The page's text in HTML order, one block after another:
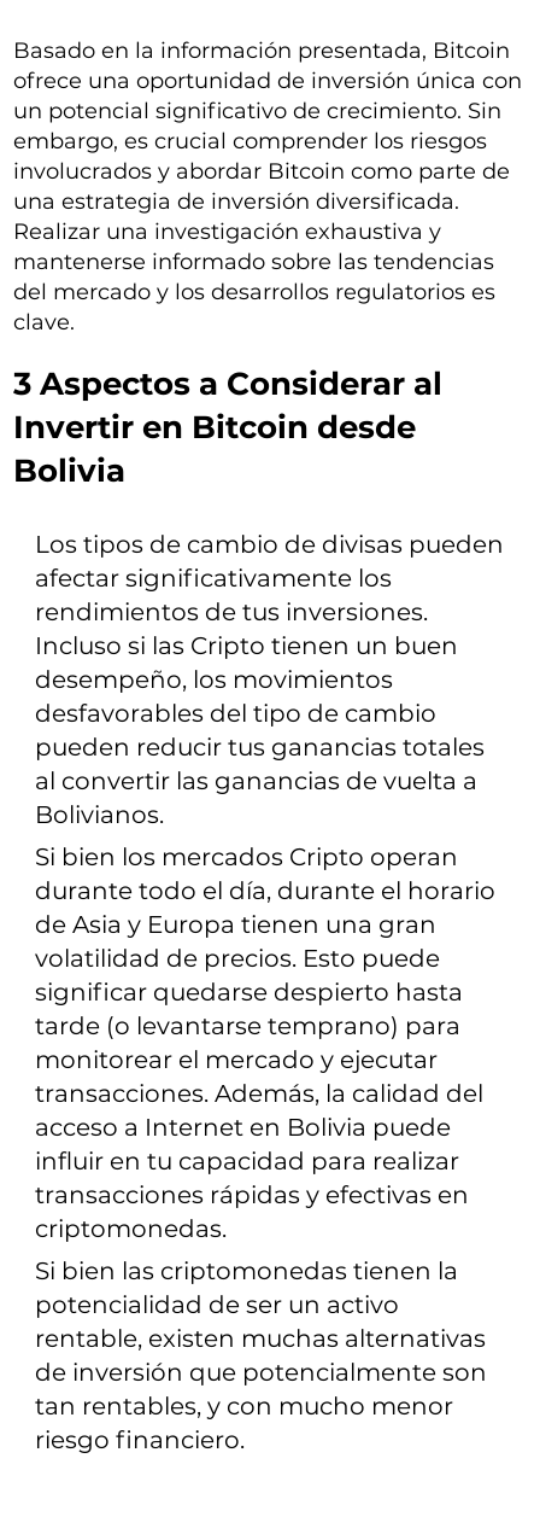
Basado en la información presentada, Bitcoin
ofrece una oportunidad de inversión única con
un potencial significativo de crecimiento. Sin
embargo, es crucial comprender los riesgos
involucrados y abordar Bitcoin como parte de
una estrategia de inversión diversificada.
Realizar una investigación exhaustiva y
mantenerse informado sobre las tendencias
del mercado y los desarrollos regulatorios es
clave.
3 Aspectos a Considerar al
Invertir en Bitcoin desde
Bolivia
Los tipos de cambio de divisas pueden
afectar significativamente los
rendimientos de tus inversiones.
Incluso si las Cripto tienen un buen
desempeño, los movimientos
desfavorables del tipo de cambio
pueden reducir tus ganancias totales
al convertir las ganancias de vuelta a
Bolivianos.
Si bien los mercados Cripto operan
durante todo el día, durante el horario
de Asia y Europa tienen una gran
volatilidad de precios. Esto puede
significar quedarse despierto hasta
tarde (o levantarse temprano) para
monitorear el mercado y ejecutar
transacciones. Además, la calidad del
acceso a Internet en Bolivia puede
influir en tu capacidad para realizar
transacciones rápidas y efectivas en
criptomonedas.
Si bien las criptomonedas tienen la
potencialidad de ser un activo
rentable, existen muchas alternativas
de inversión que potencialmente son
tan rentables, y con mucho menor
riesgo financiero.